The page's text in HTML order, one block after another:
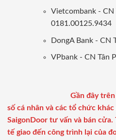
Vietcombank - CN
0181.00125.9434
DongA Bank - CN
VPbank - CN Tân
Gần đây
số cá nhân và các tổ chức
SaigonDoor tư vấn và bán
tế giao đến công trình lại của